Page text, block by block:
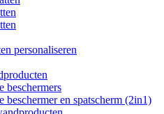
personaliseren
beschermers
beschermer en spatscherm (2in1)